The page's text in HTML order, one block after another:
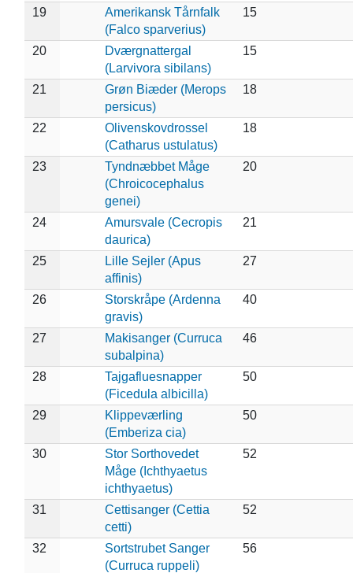
19
Amerikansk Tårnfalk
(Falco sparverius)
15
20
Dværgnattergal
(Larvivora sibilans)
15
21
Grøn Biæder (Merops
persicus)
18
22
Olivenskovdrossel
(Catharus ustulatus)
18
23
Tyndnæbbet Måge
(Chroicocephalus
genei)
20
24
Amursvale (Cecropis
daurica)
21
25
Lille Sejler (Apus
affinis)
27
26
Storskråpe (Ardenna
gravis)
40
27
Makisanger (Curruca
subalpina)
46
28
Tajgafluesnapper
(Ficedula albicilla)
50
29
Klippeværling
(Emberiza cia)
50
30
Stor Sorthovedet
Måge (Ichthyaetus
ichthyaetus)
52
31
Cettisanger (Cettia
cetti)
52
32
Sortstrubet Sanger
(Curruca ruppeli)
56